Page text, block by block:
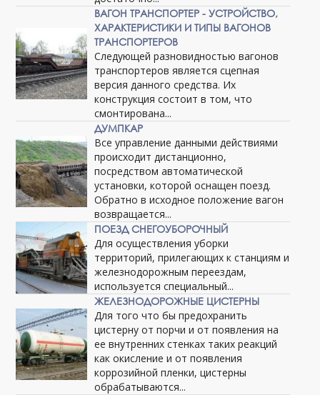
ВАГОН ТРАНСПОРТЕР - УСТРОЙСТВО,
ХАРАКТЕРИСТИКИ И ТИПЫ ВАГОНОВ
ТРАНСПОРТЕРОВ
Следующей разновидностью вагонов
транспортеров является сцепная
версия данного средства. Их
конструкция состоит в том, что
смонтирована...
ДУМПКАР
Все управление данными действиями
происходит дистанционно,
посредством автоматической
установки, которой оснащен поезд.
Обратно в исходное положение вагон
возвращается...
ПОЕЗД СНЕГОУБОРОЧНЫЙ
Для осуществления уборки
территорий, прилегающих к станциям и
железнодорожным переездам,
используется специальный...
ЖЕЛЕЗНОДОРОЖНЫЕ ЦИСТЕРНЫ
Для того что бы предохранить
цистерну от порчи и от появления на
ее внутренних стенках таких реакций
как окисление и от появления
коррозийной пленки, цистерны
обрабатываются...